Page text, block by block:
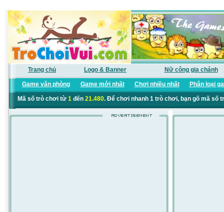
Trang chủ Logo & Banner Nữ công gia chánh
Game văn phòng Game mới nhất Chơi nhiều nhất Phân loại
Mã số trò chơi từ 1đến 21.480. Để chơi nhanh 1 trò chơi, bạn gõ mã số